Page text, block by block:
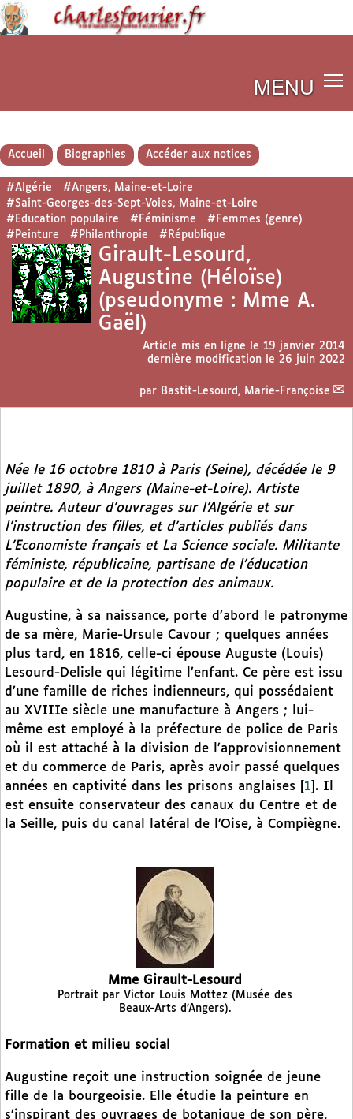
MENU
Accueil Biographies Accéder aux notices
#Algérie
#Angers, Maine-et-Loire
#Saint-Georges-des-Sept-Voies, Maine-et-Loire
#Education populaire
#Féminisme
#Femmes (genre)
#Peinture
#Philanthropie #République
Girault-Lesourd,
Augustine (Héloïse)
(pseudonyme : Mme A.
Gaël)
Article mis en ligne le 19 janvier 2014
dernière modification le 26 juin 2022
par Bastit-Lesourd, Marie-Françoise
Née le 16 octobre 1810 à Paris (Seine), décédée le 9
juillet 1890, à Angers (Maine-et-Loire). Artiste
peintre. Auteur d’ouvrages sur l’Algérie et sur
l’instruction des filles, et d’articles publiés dans
L’Economiste français et La Science sociale. Militante
féministe, républicaine, partisane de l’éducation
populaire et de la protection des animaux.
Augustine, à sa naissance, porte d’abord le patronyme
de sa mère, Marie-Ursule Cavour ; quelques années
plus tard, en 1816, celle-ci épouse Auguste (Louis)
Lesourd-Delisle qui légitime l’enfant. Ce père est issu
d’une famille de riches indienneurs, qui possédaient
au XVIIIe siècle une manufacture à Angers ; lui-
même est employé à la préfecture de police de Paris
où il est attaché à la division de l’approvisionnement
et du commerce de Paris, après avoir passé quelques
années en captivité dans les prisons anglaises
1 . Il
est ensuite conservateur des canaux du Centre et de
la Seille, puis du canal latéral de l’Oise, à Compiègne.
Mme Girault-Lesourd
Portrait par Victor Louis Mottez (Musée des
Beaux-Arts d’Angers).
Formation et milieu social
Augustine reçoit une instruction soignée de jeune
fille de la bourgeoisie. Elle étudie la peinture en
s’inspirant des ouvrages de botanique de son père,